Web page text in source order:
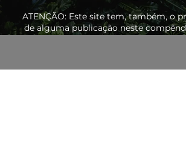
ATENÇÃO: Este site tem, também, o
de alguma publicação neste